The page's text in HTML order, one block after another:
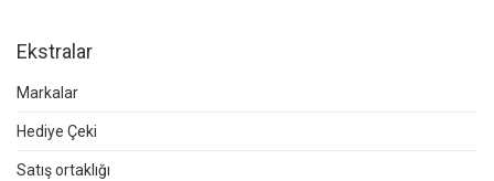
Ekstralar
Markalar
Hediye Çeki
Satış ortaklığı